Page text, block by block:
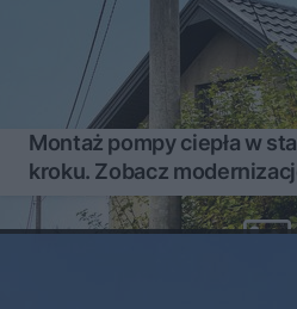
Montaż pompy ciepła w
kroku. Zobacz